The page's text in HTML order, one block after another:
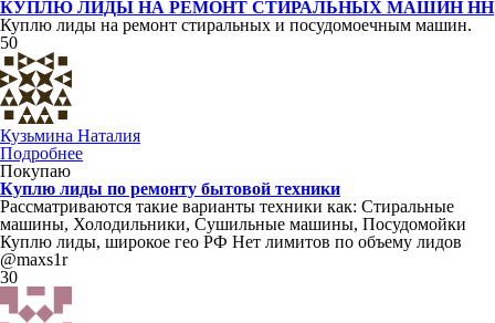
КУПЛЮ ЛИДЫ НА РЕМОНТ СТИРАЛЬНЫХ МАШИН НН
Куплю лиды на ремонт стиральных и посудомоечным машин.
50
Кузьмина Наталия
Подробнее
Покупаю
Куплю лиды по ремонту бытовой техники
Рассматриваются такие варианты техники как: Стиральные
машины, Холодильники, Сушильные машины, Посудомойки
Куплю лиды, широкое гео РФ Нет лимитов по объему лидов
@maxs1r
30